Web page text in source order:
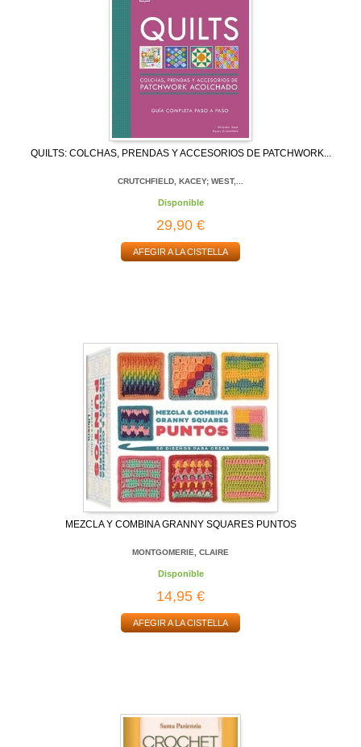
QUILTS: COLCHAS, PRENDAS Y ACCESORIOS DE PATCHWORK...
CRUTCHFIELD, KACEY; WEST,...
Disponible
29,90 €
AFEGIR A LA CISTELLA
MEZCLA Y COMBINA GRANNY SQUARES PUNTOS
MONTGOMERIE, CLAIRE
Disponible
14,95 €
AFEGIR A LA CISTELLA